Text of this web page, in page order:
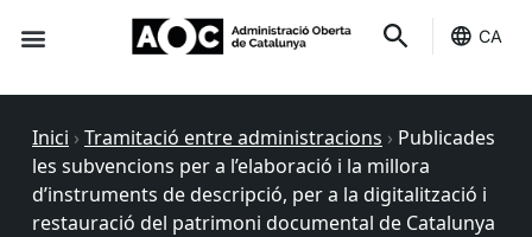
CA
Inici › Tramitació entre administracions › Publicades
les subvencions per a l’elaboració i la millora
d’instruments de descripció, per a la digitalització i
restauració del patrimoni documental de Catalunya